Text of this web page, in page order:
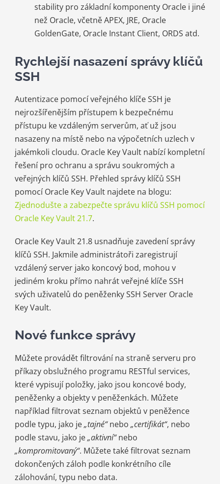
stability pro základní komponenty Oracle i jiné
než Oracle, včetně APEX, JRE, Oracle
GoldenGate, Oracle Instant Client, ORDS atd.
Rychlejší nasazení správy klíčů
SSH
Autentizace pomocí veřejného klíče SSH je
nejrozšířenějším přístupem k bezpečnému
přístupu ke vzdáleným serverům, ať už jsou
nasazeny na místě nebo na výpočetních uzlech v
jakémkoli cloudu. Oracle Key Vault nabízí kompletní
řešení pro ochranu a správu soukromých a
veřejných klíčů SSH. Přehled správy klíčů SSH
pomocí Oracle Key Vault najdete na blogu:
Zjednodušte a zabezpečte správu klíčů SSH pomocí
Oracle Key Vault 21.7.
Oracle Key Vault 21.8 usnadňuje zavedení správy
klíčů SSH. Jakmile administrátoři zaregistrují
vzdálený server jako koncový bod, mohou v
jediném kroku přímo nahrát veřejné klíče SSH
svých uživatelů do peněženky SSH Server Oracle
Key Vault.
Nové funkce správy
Můžete provádět filtrování na straně serveru pro
příkazy obslužného programu RESTful services,
které vypisují položky, jako jsou koncové body,
peněženky a objekty v peněženkách. Můžete
například filtrovat seznam objektů v peněžence
podle typu, jako je„tajné“nebo „certifikát“, nebo
podle stavu, jako je„aktivní“nebo
„kompromitovaný“. Můžete také filtrovat seznam
dokončených záloh podle konkrétního cíle
zálohování, typu nebo data.